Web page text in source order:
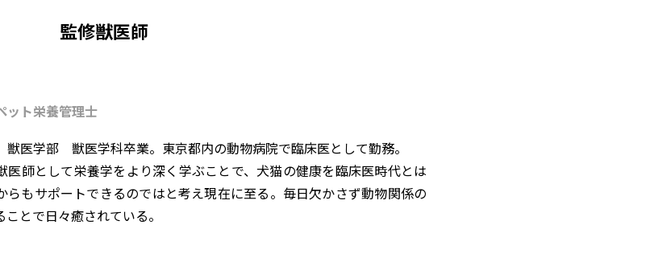
監修獣医師
ット栄養管理士
医学部 獣医学科卒業。東京都内の動物病院で臨床医として勤務。
医師として栄養学をより深く学ぶことで、犬猫の健康を臨床医時代とは
らもサポートできるのではと考え現在に至る。毎日欠かさず動物関係の
ことで日々癒されている。